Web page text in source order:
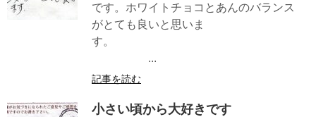
です。ホワイトチョコとあんのバランス
がとても良いと思いま
す。
...
記事を読む
小さい頃から大好きです